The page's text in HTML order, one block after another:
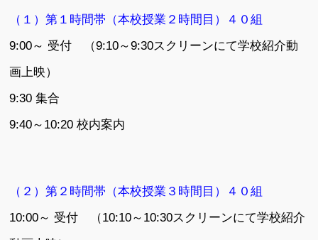
（１）第１時間帯（本校授業２時間目）４０組
9:00～ 受付 （9:10～9:30スクリーンにて学校紹介動
画上映）
9:30 集合
9:40～10:20 校内案内
（２）第２時間帯（本校授業３時間目）４０組
10:00～ 受付 （10:10～10:30スクリーンにて学校紹介